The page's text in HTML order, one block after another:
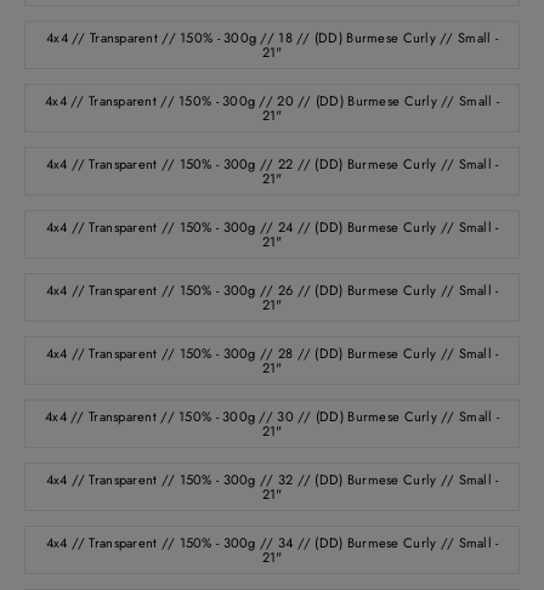
4x4 // Transparent // 150% - 300g // 18 // (DD) Burmese Curly // Small -
21"
4x4 // Transparent // 150% - 300g // 20 // (DD) Burmese Curly // Small -
21"
4x4 // Transparent // 150% - 300g // 22 // (DD) Burmese Curly // Small -
21"
4x4 // Transparent // 150% - 300g // 24 // (DD) Burmese Curly // Small -
21"
4x4 // Transparent // 150% - 300g // 26 // (DD) Burmese Curly // Small -
21"
4x4 // Transparent // 150% - 300g // 28 // (DD) Burmese Curly // Small -
21"
4x4 // Transparent // 150% - 300g // 30 // (DD) Burmese Curly // Small -
21"
4x4 // Transparent // 150% - 300g // 32 // (DD) Burmese Curly // Small -
21"
4x4 // Transparent // 150% - 300g // 34 // (DD) Burmese Curly // Small -
21"